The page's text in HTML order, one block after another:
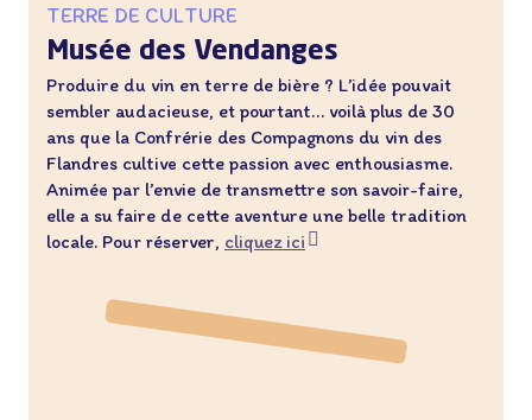
TERRE DE CULTURE
Musée des Vendanges
Produire du vin en terre de bière ? L’idée pouvait
sembler audacieuse, et pourtant… voilà plus de 30
ans que la Confrérie des Compagnons du vin des
Flandres cultive cette passion avec enthousiasme.
Animée par l’envie de transmettre son savoir-faire,
elle a su faire de cette aventure une belle tradition
locale. Pour réserver, cliquez ici
©